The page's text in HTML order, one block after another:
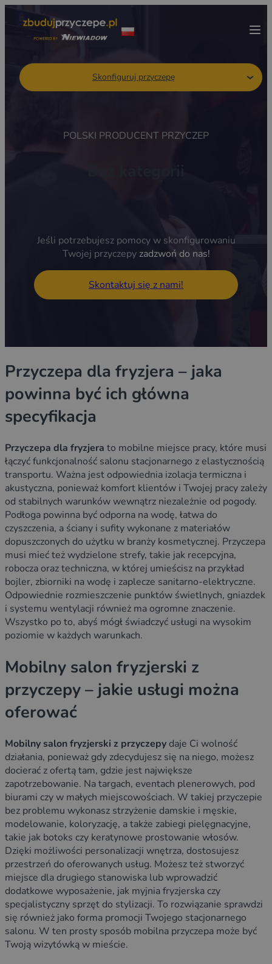
Skonfiguruj przyczepę
POLSKI PRODUCENT PRZYCZEP
Jeśli potrzebujesz pomocy w skonfigurowaniu
Twojej przyczepy zadzwoń do nas!
Skontaktuj się z nami!
Przyczepa dla fryzjera – jaka
powinna być ich główna
specyfikacja
Przyczepa dla fryzjera to mobilne miejsce pracy, które musi
łączyć funkcjonalność salonu stacjonarnego z elastycznością
transportu. Ważna jest odpowiednia izolacja termiczna i
akustyczna, ponieważ komfort klientów i Twojej pracy zależy
od stabilnych warunków wewnątrz niezależnie od pogody.
Podłoga powinna być odporna na wodę, łatwa do
czyszczenia, a ściany i sufity wykonane z materiałów
dopuszczonych do użytku w branży kosmetycznej. Przyczepa
musi mieć też wydzielone strefy, takie jak recepcyjna,
robocza oraz techniczna, w której umieścisz na przykład
bojler, zbiorniki na wodę i zaplecze sanitarno-elektryczne.
Odpowiednie rozmieszczenie punktów świetlnych, gniazdek
i systemu wentylacji również ma ogromne znaczenie.
Wszystko po to, abyś mógł świadczyć usługi na wysokim
poziomie w każdych warunkach.
Mobilny salon fryzjerski z
przyczepy – jakie usługi można
oferować
Mobilny salon fryzjerski z przyczepydaje Ci wolność
działania, ponieważ gdy zdecydujesz się na niego, możesz
docierać z ofertą tam, gdzie jest największe
zapotrzebowanie. Na targach, eventach plenerowych, pod
biurami czy w małych miejscowościach. W takiej przyczepie
bez problemu wykonasz strzyżenie damskie i męskie,
modelowanie, koloryzację, a także zabiegi pielęgnacyjne,
takie jak botoks czy keratynowe prostowanie włosów.
Dzięki możliwości personalizacji wnętrza, dostosujesz
przestrzeń do oferowanych usług. Możesz też stworzyć
miejsce dla drugiego stanowiska lub wprowadzić
dodatkowe wyposażenie, jak myjnia fryzjerska czy
specjalistyczny sprzęt do stylizacji. To rozwiązanie sprawdzi
się również jako forma promocji Twojego stacjonarnego
salonu. W ten prosty sposób mobilna przyczepa może być
Twoją wizytówką w mieście.